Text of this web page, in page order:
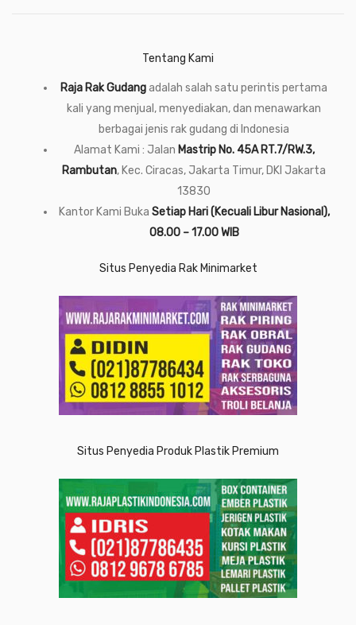
Tentang Kami
Raja Rak Gudangadalah salah satu perintis pertama
kali yang menjual, menyediakan, dan menawarkan
berbagai jenis rak gudang di Indonesia
Alamat Kami : Jalan Mastrip No. 45A RT.7/RW.3,
Rambutan, Kec. Ciracas, Jakarta Timur, DKI Jakarta
13830
Kantor Kami Buka Setiap Hari (Kecuali Libur Nasional),
08.00 – 17.00 WIB
Situs Penyedia Rak Minimarket
Situs Penyedia Produk Plastik Premium